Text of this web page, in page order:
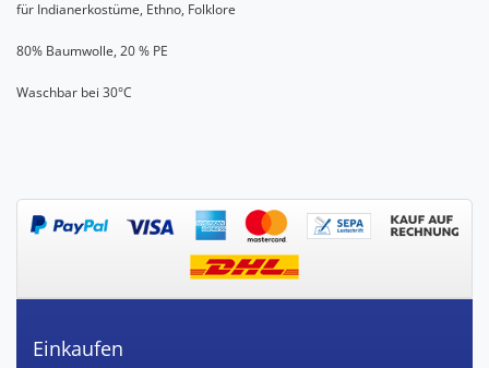
für Indianerkostüme, Ethno, Folklore
80% Baumwolle, 20 % PE
Waschbar bei 30°C
Einkaufen